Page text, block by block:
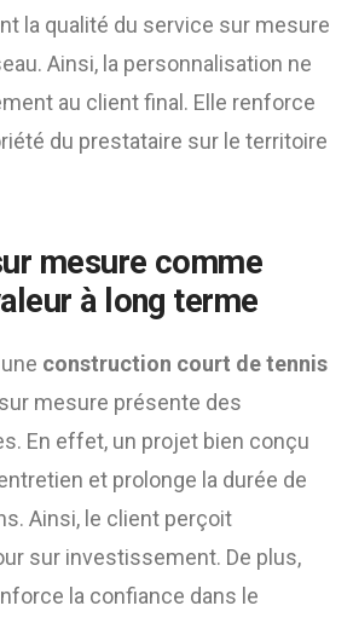
la qualité du service sur mesure
Ainsi, la personnalisation ne
au client final. Elle renforce
du prestataire sur le territoire
mesure comme
à long terme
construction court de tennis
mesure présente des
En effet, un projet bien conçu
et prolonge la durée de
Ainsi, le client perçoit
sur investissement. De plus,
la confiance dans le